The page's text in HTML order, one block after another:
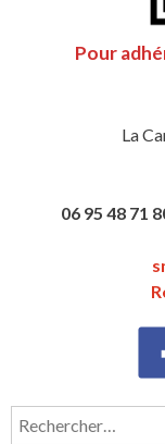
Pour
La
06 95 48 71
Rechercher :